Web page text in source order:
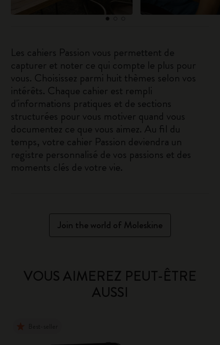
Les cahiers Passion vous permettent de
capturer et noter ce qui compte le plus pour
vous. Choisissez parmi huit thèmes selon vos
intérêts. Chaque cahier est rempli
d'informations pratiques et de sections
structurées pour vous motiver quand vous
documentez ce que vous aimez. Au fil du
temps, votre cahier Passion deviendra un
registre personnalisé de vos passions et des
moments clés de votre vie.
Join the world of Moleskine
VOUS AIMEREZ PEUT-ÊTRE
AUSSI